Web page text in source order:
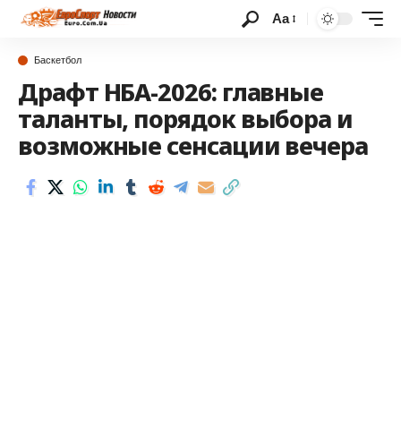
Аа
Баскетбол
Драфт НБА-2026: главные
таланты, порядок выбора и
возможные сенсации вечера